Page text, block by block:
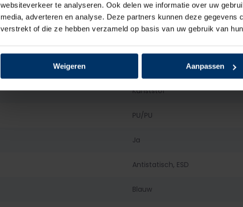
websiteverkeer te analyseren. Ook delen we informatie over uw
media, adverteren en analyse. Deze partners kunnen deze gegevens
verstrekt of die ze hebben verzameld op basis van uw gebruik van
Weigeren Aanpassen
Textiel
Kunststof
PU/PU
Ja
Antistatisch, ESD
Blauw